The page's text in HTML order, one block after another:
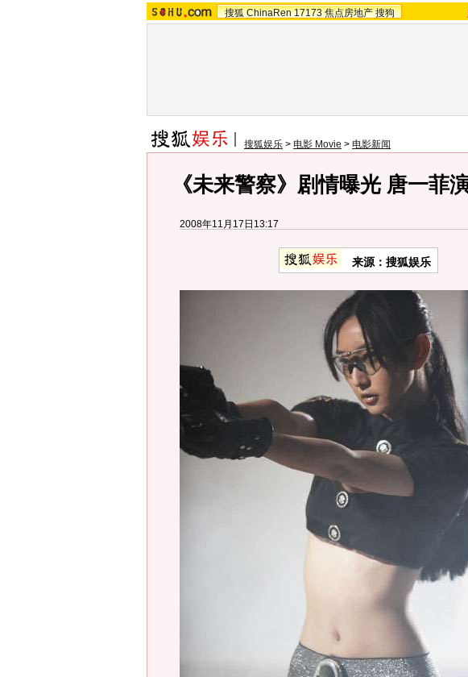
搜狐 ChinaRen 17173 焦点房地产 搜狗
搜狐娱乐 > 电影 Movie > 电影新闻
《未来警察》剧情曝光 唐一菲
2008年11月17日13:17
来源： 搜狐娱乐